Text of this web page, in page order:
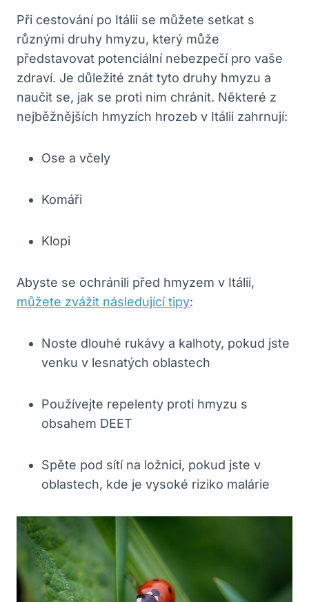
Při cestování po Itálii se můžete setkat s
různými druhy hmyzu, který může
představovat potenciální nebezpečí pro vaše
zdraví. Je důležité znát tyto druhy hmyzu a
naučit se, jak se proti nim chránit. Některé z
nejběžnějších hmyzích hrozeb v Itálii zahrnují:
Ose a včely
Komáři
Klopi
Abyste se ochránili před hmyzem v Itálii,
můžete zvážit následující tipy:
Noste dlouhé rukávy a kalhoty, pokud jste
venku v lesnatých oblastech
Používejte repelenty proti hmyzu s
obsahem DEET
Spěte pod sítí na ložnici, pokud jste v
oblastech, kde je vysoké riziko malárie